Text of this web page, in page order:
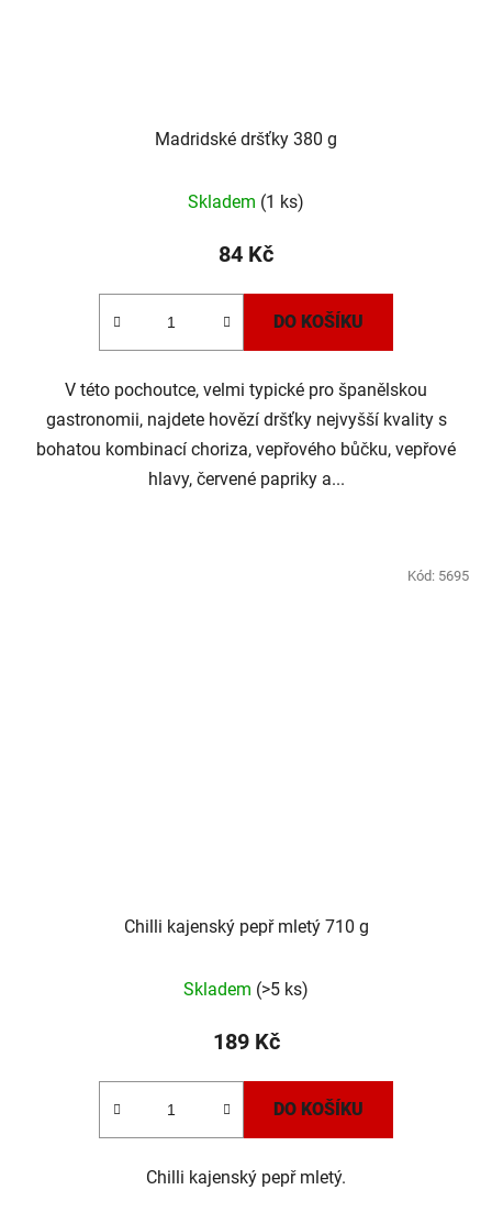
Madridské dršťky 380 g
Skladem (1 ks)
84 Kč
DO KOŠÍKU
V této pochoutce, velmi typické pro španělskou
gastronomii, najdete hovězí dršťky nejvyšší kvality s
bohatou kombinací choriza, vepřového bůčku, vepřové
hlavy, červené papriky a...
Chilli kajenský pepř mletý 710 g
Skladem (>5 ks)
189 Kč
DO KOŠÍKU
Chilli kajenský pepř mletý.
Kód: 5695